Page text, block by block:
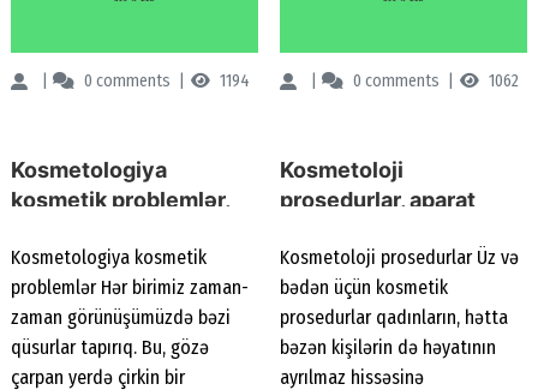
Renessans Klinikası
0comments 1194
Kosmetologiya
kosmetik problemlər,
kosmetoloji müalicə,
estetik kosmetologiya
Kosmetologiya kosmetik
problemlər Hər birimiz zaman-
zaman görünüşümüzdə bəzi
qüsurlar tapırıq. Bu, gözə
çarpan yerdə çirkin bir
Renessans Klinikası
0comments 1062
Kosmetoloji
prosedurlar, ​​​​​​​aparat
terapevtik kosmetoloji
müalicə, dəri
problemləri
Kosmetoloji prosedurlar Üz və
bədən üçün kosmetik
prosedurlar qadınların, hətta
bəzən kişilərin də həyatının
ayrılmaz hissəsinə